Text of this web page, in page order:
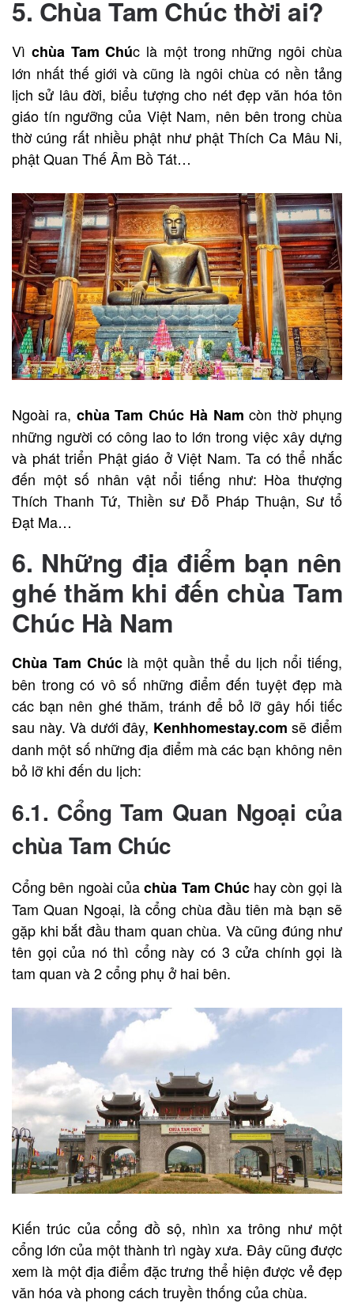
5. Chùa Tam Chúc thời ai?
Vì chùa Tam Chúc là một trong những ngôi chùa
lớn nhất thế giới và cũng là ngôi chùa có nền tảng
lịch sử lâu đời, biểu tượng cho nét đẹp văn hóa tôn
giáo tín ngưỡng của Việt Nam, nên bên trong chùa
thờ cúng rất nhiều phật như phật Thích Ca Mâu Ni,
phật Quan Thế Âm Bồ Tát…
Ngoài ra, chùa Tam Chúc Hà Nam còn thờ phụng
những người có công lao to lớn trong việc xây dựng
và phát triển Phật giáo ở Việt Nam. Ta có thể nhắc
đến một số nhân vật nổi tiếng như: Hòa thượng
Thích Thanh Tứ, Thiền sư Đỗ Pháp Thuận, Sư tổ
Đạt Ma…
6. Những địa điểm bạn nên
ghé thăm khi đến chùa Tam
Chúc Hà Nam
Chùa Tam Chúclà một quần thể du lịch nổi tiếng,
bên trong có vô số những điểm đến tuyệt đẹp mà
các bạn nên ghé thăm, tránh để bỏ lỡ gây hối tiếc
sau này. Và dưới đây, Kenhhomestay.comsẽ điểm
danh một số những địa điểm mà các bạn không nên
bỏ lỡ khi đến du lịch:
6.1. Cổng Tam Quan Ngoại của
chùa Tam Chúc
Cổng bên ngoài củachùa Tam Chúchay còn gọi là
Tam Quan Ngoại, là cổng chùa đầu tiên mà bạn sẽ
gặp khi bắt đầu tham quan chùa. Và cũng đúng như
tên gọi của nó thì cổng này có 3 cửa chính gọi là
tam quan và 2 cổng phụ ở hai bên.
Kiến trúc của cổng đồ sộ, nhìn xa trông như một
cổng lớn của một thành trì ngày xưa. Đây cũng được
xem là một địa điểm đặc trưng thể hiện được vẻ đẹp
văn hóa và phong cách truyền thống của chùa.